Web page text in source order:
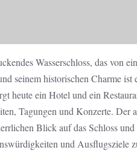
Wasserschloss, das von
seinem historischen Charme
heute ein Hotel und ein
Tagungen und Konzerte. Der
Blick auf das Schloss
und Ausflugsziele